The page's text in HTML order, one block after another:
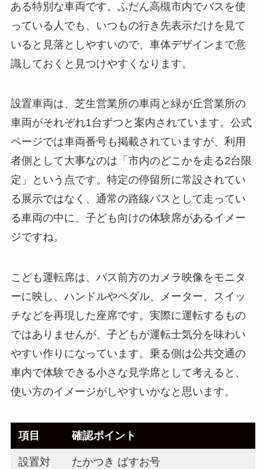
ある特別な車両です。ふだん高槻市内でバスを使
っている人でも、いつもの行き先表示だけを見て
いると見落としやすいので、車体デザインまで意
識しておくと見つけやすくなります。
設置車両は、芝生営業所の車両と緑が丘営業所の
車両がそれぞれ1台ずつと案内されています。公式
ページでは車両番号も掲載されていますが、利用
者側として大事なのは「市内のどこかを走る2台限
定」という点です。特定の停留所に常設されてい
る展示ではなく、通常の路線バスとして走ってい
る車両の中に、子ども向けの体験席があるイメー
ジですね。
こども運転席は、バス前方のカメラ映像をモニタ
ーに映し、ハンドルやペダル、メーター、スイッ
チなどを再現した座席です。実際に運転するもの
ではありませんが、子どもが運転士気分を味わい
やすい作りになっています。乗る側は公共交通の
車内で体験できる小さな見学席として考えると、
使い方のイメージがしやすいかなと思います。
項目 確認ポイント
設置対
たかつき ばすお号